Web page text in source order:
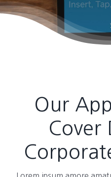
Our
Cover
Lorem ipsum amore